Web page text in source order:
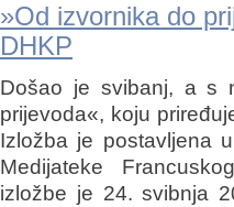
»Od izvornika do
DHKP
Došao je svibanj, a s
prijevoda«, koju
Izložba je postavljena
Medijateke
izložbe je 24. svibnja